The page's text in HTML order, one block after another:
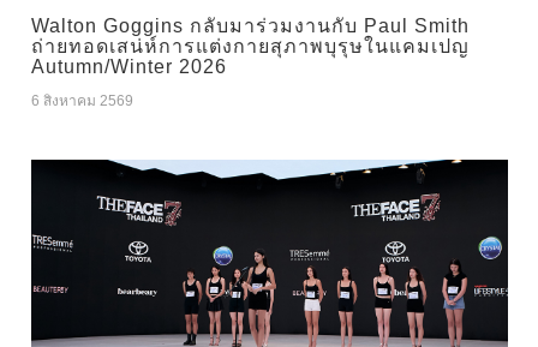
Walton Goggins กลับมาร่วมงานกับ Paul Smith
ถ่ายทอดเสน่ห์การแต่งกายสุภาพบุรุษในแคมเปญ
Autumn/Winter 2026
6 สิงหาคม 2569